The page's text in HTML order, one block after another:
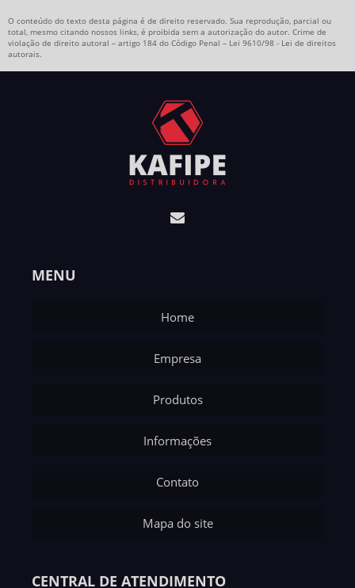
O conteúdo do texto desta página é de direito reservado. Sua reprodução, parcial ou
total, mesmo citando nossos links, é proibida sem a autorização do autor. Crime de
violação de direito autoral – artigo 184 do Código Penal – Lei 9610/98 - Lei de direitos
autorais.
MENU
Home
Empresa
Produtos
Informações
Contato
Mapa do site
CENTRAL DE ATENDIMENTO